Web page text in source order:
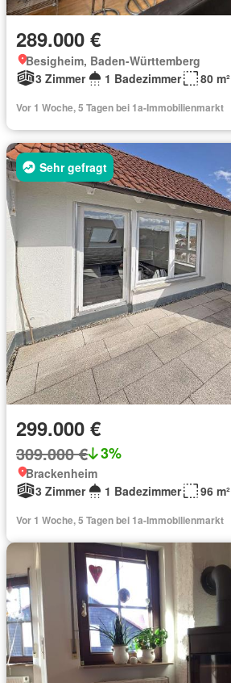
289.000 €
Besigheim, Baden-Württemberg
3 Zimmer
1 Badezimmer 80 m²
Vor 1 Woche, 5 Tagen bei 1a-Immobilienmarkt
Sehr gefragt
299.000 €
309.000 € 3%
Brackenheim
3 Zimmer
1 Badezimmer 96 m²
Vor 1 Woche, 5 Tagen bei 1a-Immobilienmarkt